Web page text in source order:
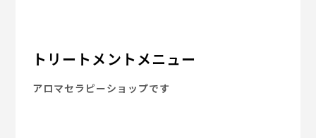
トリートメントメニュー
アロマセラピーショップです